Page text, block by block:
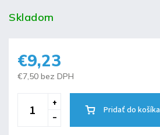
Skladom
€9,23
€7,50 bez DPH
Pridať do košíka